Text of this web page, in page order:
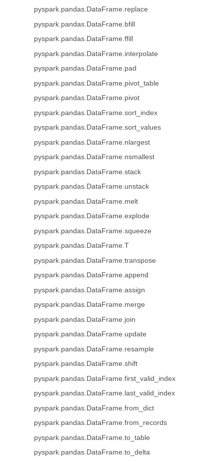
pyspark.pandas.DataFrame.replace
pyspark.pandas.DataFrame.bfill
pyspark.pandas.DataFrame.ffill
pyspark.pandas.DataFrame.interpolate
pyspark.pandas.DataFrame.pad
pyspark.pandas.DataFrame.pivot_table
pyspark.pandas.DataFrame.pivot
pyspark.pandas.DataFrame.sort_index
pyspark.pandas.DataFrame.sort_values
pyspark.pandas.DataFrame.nlargest
pyspark.pandas.DataFrame.nsmallest
pyspark.pandas.DataFrame.stack
pyspark.pandas.DataFrame.unstack
pyspark.pandas.DataFrame.melt
pyspark.pandas.DataFrame.explode
pyspark.pandas.DataFrame.squeeze
pyspark.pandas.DataFrame.T
pyspark.pandas.DataFrame.transpose
pyspark.pandas.DataFrame.append
pyspark.pandas.DataFrame.assign
pyspark.pandas.DataFrame.merge
pyspark.pandas.DataFrame.join
pyspark.pandas.DataFrame.update
pyspark.pandas.DataFrame.resample
pyspark.pandas.DataFrame.shift
pyspark.pandas.DataFrame.first_valid_index
pyspark.pandas.DataFrame.last_valid_index
pyspark.pandas.DataFrame.from_dict
pyspark.pandas.DataFrame.from_records
pyspark.pandas.DataFrame.to_table
pyspark.pandas.DataFrame.to_delta